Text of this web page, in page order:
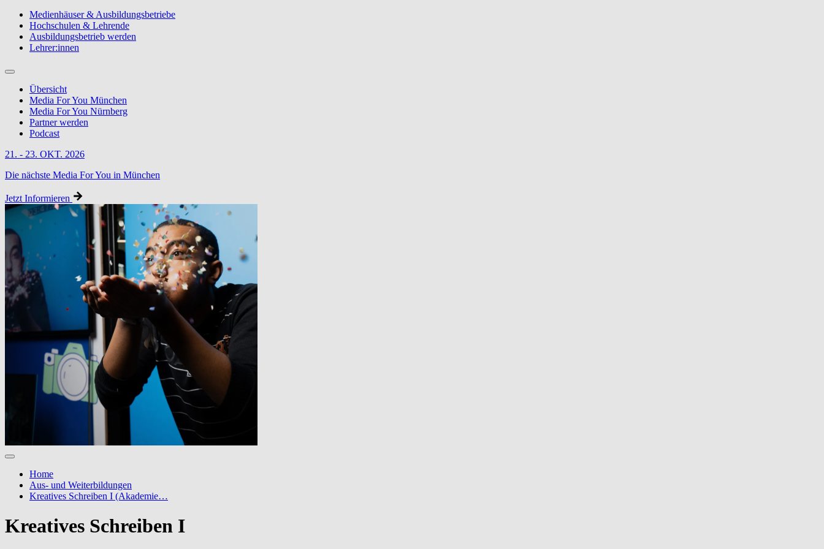
Medienhäuser & Ausbildungsbetriebe
Hochschulen & Lehrende
Ausbildungsbetrieb werden
Lehrer:innen
Übersicht
Media For You München
Media For You Nürnberg
Partner werden
Podcast
21. - 23. OKT. 2026
Die nächste Media For You in München
Jetzt Informieren
Home
Aus- und Weiterbildungen
Kreatives Schreiben I (Akademie…
Kreatives Schreiben I